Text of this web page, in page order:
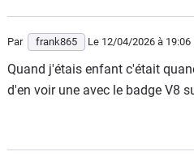
Par frank865 Le 12/04/2026 à 19:06
Quand j'étais enfant c'était
d'en voir une avec le badge V8